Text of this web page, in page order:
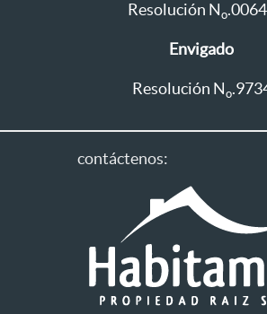
Resolución N o
Envigado
Resolución N o
contáctenos: